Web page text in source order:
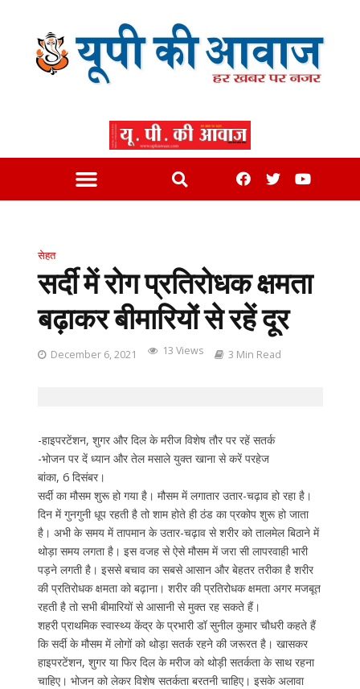
सेहत
सर्दी में रोग प्रतिरोधक क्षमता
बढ़ाकर बीमारियों से रहें दूर
December 6, 2021 13 Views 3 Min Read
-हाइपरटेंशन, शुगर और दिल के मरीज विशेष तौर पर रहें सतर्क
-भोजन पर दें ध्यान और तेल मसाले युक्त खाना से करें परहेज
बांका, 6 दिसंबर।
सर्दी का मौसम शुरू हो गया है। मौसम में लगातार उतार-चढ़ाव हो रहा है।
दिन में गुनगुनी धूप रहती है तो शाम होते ही ठंड का प्रकोप शुरू हो जाता
है। अभी के समय में तापमान के उतार-चढ़ाव से शरीर को तालमेल बिठाने में
थोड़ा समय लगता है। इस वजह से ऐसे मौसम में जरा सी लापरवाही भारी
पड़ने लगती है। इससे बचाव का सबसे आसान और बेहतर तरीका है शरीर
की प्रतिरोधक क्षमता को बढ़ाना। शरीर की प्रतिरोधक क्षमता अगर मजबूत
रहती है तो सभी बीमारियों से आसानी से मुक्त रह सकते हैं।
शहरी प्राथमिक स्वास्थ्य केंद्र के प्रभारी डॉ सुनील कुमार चौधरी कहते हैं
कि सर्दी के मौसम में लोगों को थोड़ा सतर्क रहने की जरूरत है। खासकर
हाइपरटेंशन, शुगर या फिर दिल के मरीज को थोड़ी सतर्कता के साथ रहना
चाहिए। भोजन को लेकर विशेष सतर्कता बरतनी चाहिए। इसके अलावा